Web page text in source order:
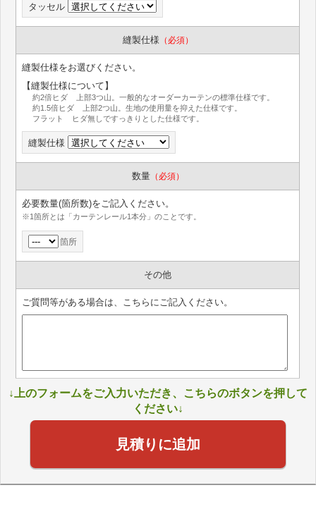
タッセル
縫製仕様 （必須）
縫製仕様をお選びください。
【縫製仕様について】
約2倍ヒダ 上部3つ山。一般的なオーダーカーテンの標準仕様です。
約1.5倍ヒダ 上部2つ山。生地の使用量を抑えた仕様です。
フラット ヒダ無しですっきりとした仕様です。
縫製仕様
数量（必須）
必要数量(箇所数)をご記入ください。
※1箇所とは「カーテンレール1本分」のことです。
箇所
その他
ご質問等がある場合は、こちらにご記入ください。
↓上のフォームをご入力いただき、こちらのボタンを押して
ください↓
見積りに追加